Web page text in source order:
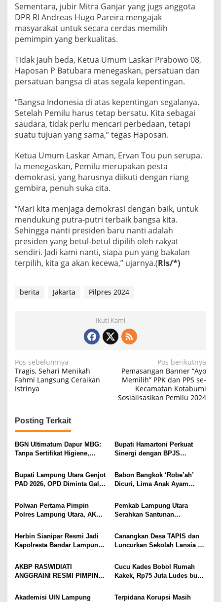
Sementara, jubir Mitra Ganjar yang jugs anggota
DPR RI Andreas Hugo Pareira mengajak
masyarakat untuk secara cerdas memilih
pemimpin yang berkualitas.
Tidak jauh beda, Ketua Umum Laskar Prabowo 08,
Haposan P Batubara menegaskan, persatuan dan
persatuan bangsa di atas segala kepentingan.
“Bangsa Indonesia di atas kepentingan segalanya.
Setelah Pemilu harus tetap bersatu. Kita sebagai
saudara, tidak perlu mencari perbedaan, tetapi
suatu tujuan yang sama,” tegas Haposan.
Ketua Umum Laskar Aman, Ervan Tou pun serupa.
Ia menegaskan, Pemilu merupakan pesta
demokrasi, yang harusnya diikuti dengan riang
gembira, penuh suka cita.
“Mari kita menjaga demokrasi dengan baik, untuk
mendukung putra-putri terbaik bangsa kita.
Sehingga nanti presiden baru nanti adalah
presiden yang betul-betul dipilih oleh rakyat
sendiri. Jadi kami nanti, siapa pun yang bakalan
terpilih, kita ga akan kecewa,” ujarnya.(Rls/*)
berita Jakarta Pilpres 2024
Ikuti Kami
N
a
v
g
a
s
p
o
s
Pos sebelumnya
Tragis, Sehari Menikah
Fahmi Langsung Ceraikan
Istrinya
Pos berikutnya
Pemasangan Banner “Ayo
Memilih” PPK dan PPS se-
Kecamatan Kotabumi
Sosialisasikan Pemilu 2024
Posting Terkait
BGN Ultimatum Dapur MBG:
Tanpa Sertifikat Higiene,
Bupati Hamartoni Perkuat
Sinergi dengan BPJS
Kesehatan Makin Cepat dan
Mudah
Bupati Lampung Utara Genjot
PAD 2026, OPD Diminta Gali
hingga Optimalkan PBB-P2
Babon Bangkok ‘Robe’ah’
Dicuri, Lima Anak Ayam
Gang Jalaba Kotabumi Heboh
Polwan Pertama Pimpin
Polres Lampung Utara, AKBP
Pedang Pora
Pemkab Lampung Utara
Serahkan Santunan
Korban Kebakaran
Herbin Sianipar Resmi Jadi
Kapolresta Bandar Lampung,
Prioritas
Canangkan Desa TAPIS dan
Luncurkan Sekolah Lansia di
TP PKK Lampung Dorong
Pembangunan SDM Dimulai
dari Desa
AKBP RASWIDIATI
ANGGRAINI RESMI PIMPIN
BAWA KOMITMEN PERKUAT
Cucu Kades Bobol Rumah
Kakek, Rp75 Juta Ludes buat
Ditembak Polisi
Akademisi UIN Lampung Terpidana Korupsi Masih